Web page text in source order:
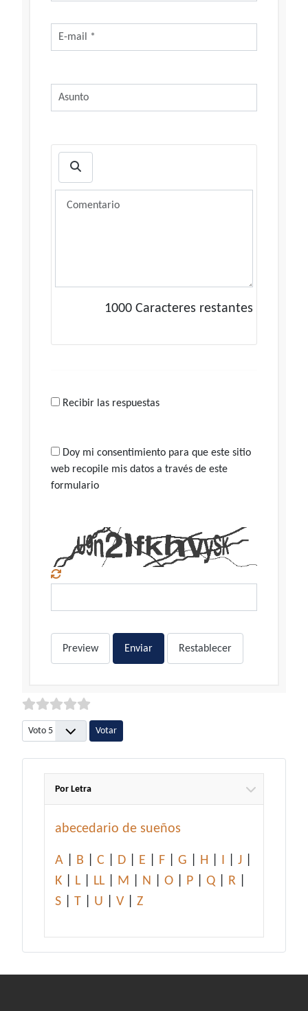
1000 Caracteres restantes
Recibir las respuestas
Doy mi consentimiento para que este sitio
web recopile mis datos a través de este
formulario
Preview Enviar Restablecer
Por favor, vote
Por Letra
abecedario de sueños
A B C D E F G H I J
K
L LL M N O P Q R
S
T U V Z